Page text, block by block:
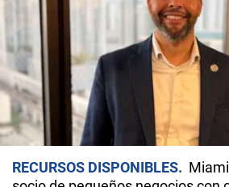
RECURSOS DISPONIBLES